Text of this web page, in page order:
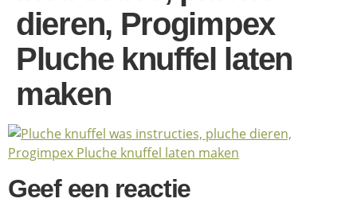
dieren, Progimpex
Pluche knuffel laten
maken
Geef een reactie